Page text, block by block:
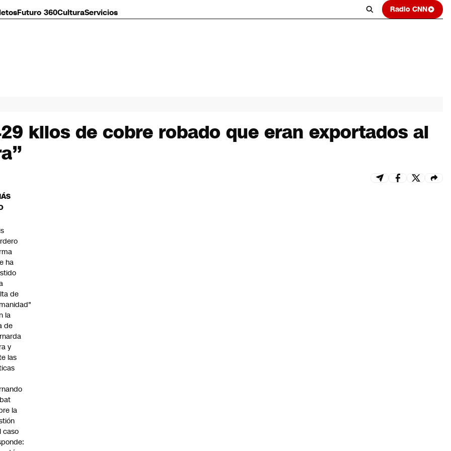
Futuro 360CulturaServicios Radio CNN
kilos de cobre robado que eran exportados al
ha
de
la
de
y
las
la
caso